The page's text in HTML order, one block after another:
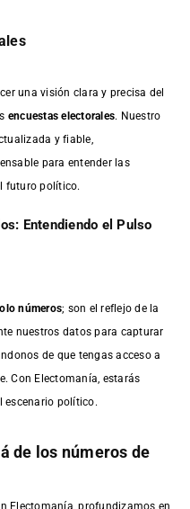
una visión clara y precisa del
encuestas electorales. Nuestro
y fiable,
para entender las
futuro político.
Entendiendo el Pulso
números; son el reflejo de la
nuestros datos para capturar
de que tengas acceso a
Con Electomanía, estarás
escenario político.
de los números de
Electomanía, profundizamos en